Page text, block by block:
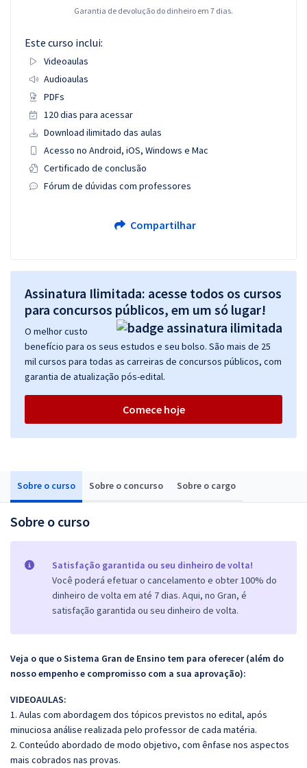
Sobre o curso Sobre o concurso Sobre o cargo
Sobre o curso
Satisfação garantida ou seu dinheiro de volta!
Você poderá efetuar o cancelamento e obter 100% do
dinheiro de volta em até 7 dias. Aqui, no Gran, é
satisfação garantida ou seu dinheiro de volta.
Veja o que o Sistema Gran de Ensino tem para oferecer (além do
nosso empenho e compromisso com a sua aprovação):
VIDEOAULAS:
1. Aulas com abordagem dos tópicos previstos no edital, após
minuciosa análise realizada pelo professor de cada matéria.
2. Conteúdo abordado de modo objetivo, com ênfase nos aspectos
mais cobrados nas provas.
Garantia de devolução do dinheiro em 7 dias.
Este curso inclui:
Videoaulas
Audioaulas
PDFs
120 dias para acessar
Download ilimitado das aulas
Acesso no Android, iOS, Windows e Mac
Certificado de conclusão
Fórum de dúvidas com professores
Compartilhar
Assinatura Ilimitada: acesse todos os cursos
para concursos públicos, em um só lugar!
O melhor custo
benefício para os seus estudos e seu bolso. São mais de 25
mil cursos para todas as carreiras de concursos públicos, com
garantia de atualização pós-edital.
Comece hoje